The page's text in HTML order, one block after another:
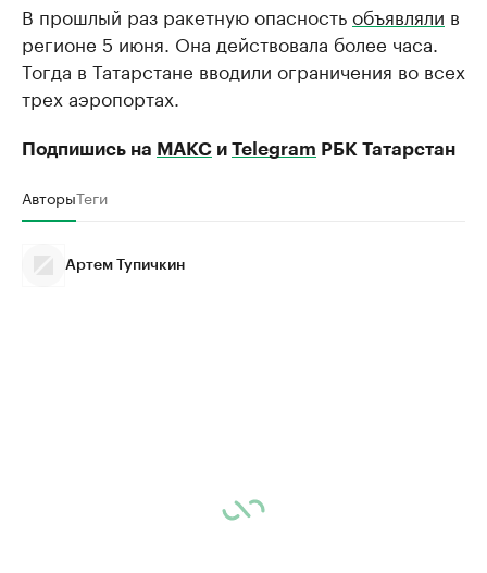
В прошлый раз ракетную опасностьобъявляли в
регионе 5 июня. Она действовала более часа.
Тогда в Татарстане вводили ограничения во всех
трех аэропортах.
Подпишись на МАКС и Telegram РБК Татарстан
АвторыТеги
Артем Тупичкин